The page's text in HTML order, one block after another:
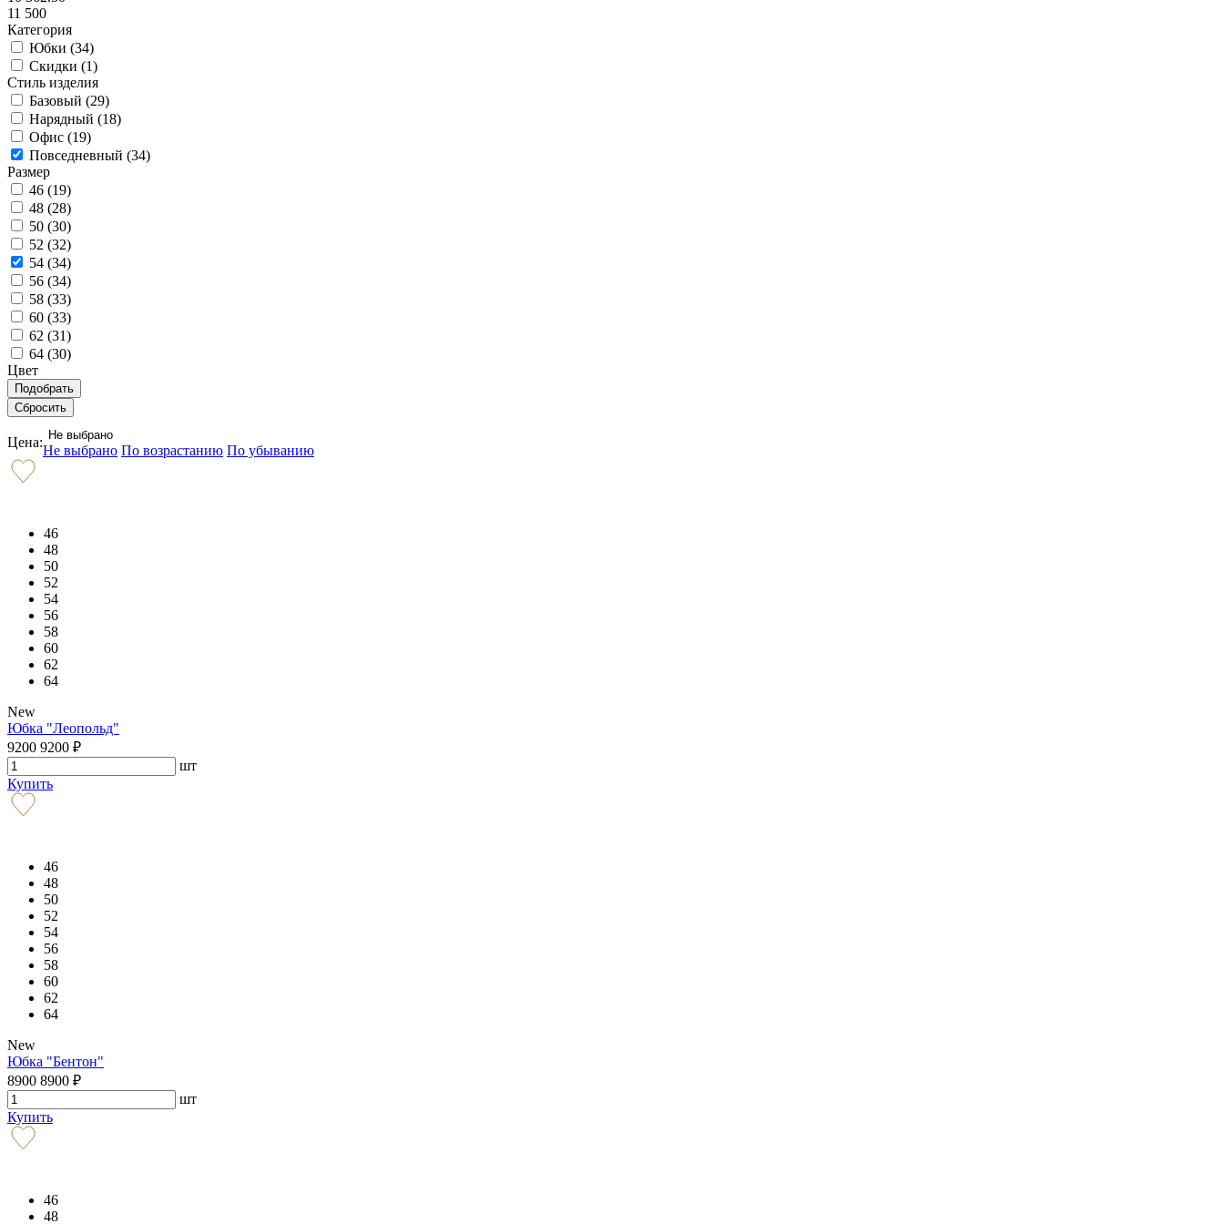
11 500
Категория
Юбки (34)
Скидки (1)
Стиль изделия
Базовый (29)
Нарядный (18)
Офис (19)
Повседневный (34)
Размер
46 (19)
48 (28)
50 (30)
52 (32)
54 (34)
56 (34)
58 (33)
60 (33)
62 (31)
64 (30)
Цвет
Цена: Не выбрано
Не выбрано По возрастанию По убыванию
46
48
50
52
54
56
58
60
62
64
New
Юбка "Леопольд"
9200 9200 ₽
шт
Купить
46
48
50
52
54
56
58
60
62
64
New
Юбка "Бентон"
8900 8900 ₽
шт
Купить
46
48